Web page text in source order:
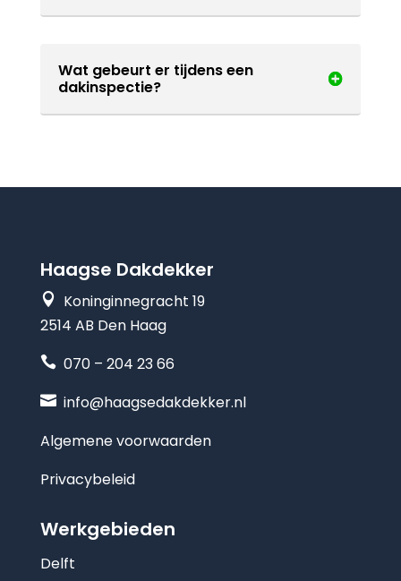
Wat gebeurt er tijdens een
dakinspectie?
Haagse Dakdekker

Koninginnegracht 19
2514 AB Den Haag
 070 – 204 23 66
 info@haagsedakdekker.nl
Algemene voorwaarden
Privacybeleid
Werkgebieden
Delft